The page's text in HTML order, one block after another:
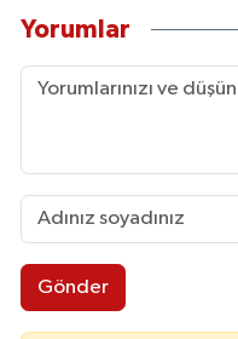
Yorumlar
Gönder